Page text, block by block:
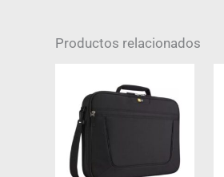
Productos relacionados